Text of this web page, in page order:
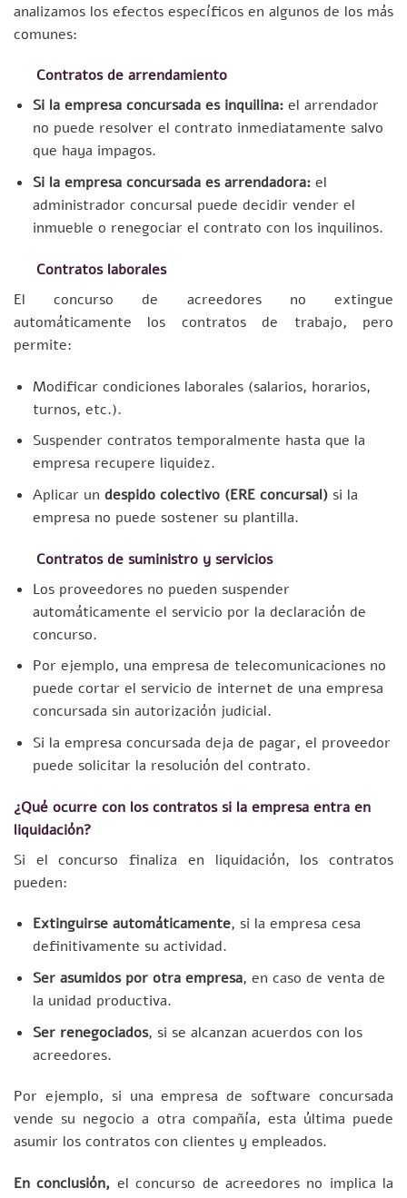
analizamos los efectos específicos en algunos de los más
comunes:
Contratos de arrendamiento
Si la empresa concursada es inquilina:el arrendador
no puede resolver el contrato inmediatamente salvo
que haya impagos.
Si la empresa concursada es arrendadora:el
administrador concursal puede decidir vender el
inmueble o renegociar el contrato con los inquilinos.
Contratos laborales
El concurso de acreedores no extingue
automáticamente los contratos de trabajo, pero
permite:
Modificar condiciones laborales (salarios, horarios,
turnos, etc.).
Suspender contratos temporalmente hasta que la
empresa recupere liquidez.
Aplicar un despido colectivo (ERE concursal)si la
empresa no puede sostener su plantilla.
Contratos de suministro y servicios
Los proveedores no pueden suspender
automáticamente el servicio por la declaración de
concurso.
Por ejemplo, una empresa de telecomunicaciones no
puede cortar el servicio de internet de una empresa
concursada sin autorización judicial.
Si la empresa concursada deja de pagar, el proveedor
puede solicitar la resolución del contrato.
¿Qué ocurre con los contratos si la empresa entra en
liquidación?
Si el concurso finaliza en liquidación, los contratos
pueden:
Extinguirse automáticamente, si la empresa cesa
definitivamente su actividad.
Ser asumidos por otra empresa, en caso de venta de
la unidad productiva.
Ser renegociados, si se alcanzan acuerdos con los
acreedores.
Por ejemplo, si una empresa de software concursada
vende su negocio a otra compañía, esta última puede
asumir los contratos con clientes y empleados.
En conclusión, el concurso de acreedores no implica la